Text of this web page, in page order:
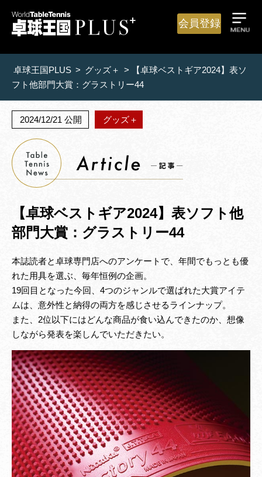
会員登録
卓球王国PLUS > グッズ＋ >
【卓球ベストギア2024】表ソ
フト他部門大賞：グラストリー44
2024/12/21 公開 グッズ＋
【卓球ベストギア2024】表ソフト他
部門大賞：グラストリー44
本誌読者と卓球専門店へのアンケートで、年間でもっとも優
れた用具を選ぶ、毎年恒例の企画。
19回目となった今回、4つのジャンルで選ばれた大賞アイテ
ムは、意外性と納得の両方を感じさせるラインナップ。
また、2位以下にはどんな商品が食い込んできたのか、想像
しながら発表を楽しんでいただきたい。